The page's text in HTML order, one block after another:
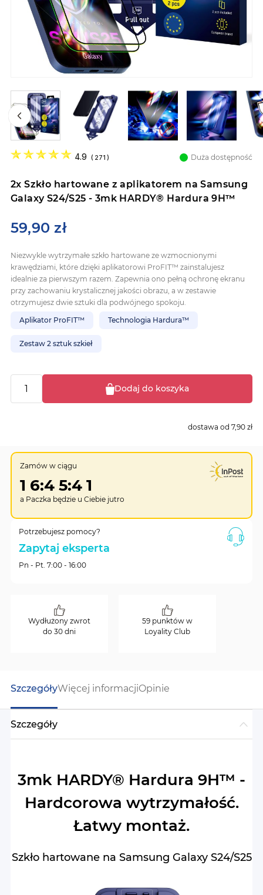
Przejdź
na
początek
4.9 ( 271 ) Duża dostępność
2x Szkło hartowane z aplikatorem na Samsung
Galaxy S24/S25 - 3mk HARDY® Hardura 9H™
59,90 zł
Niezwykle wytrzymałe szkło hartowane ze wzmocnionymi
krawędziami, które dzięki aplikatorowi ProFIT™ zainstalujesz
idealnie za pierwszym razem. Zapewnia ono pełną ochronę ekranu
przy zachowaniu krystalicznej jakości obrazu, a w zestawie
otrzymujesz dwie sztuki dla podwójnego spokoju.
Aplikator ProFIT™
Technologia Hardura™
Zestaw 2 sztuk szkieł
Dodaj do koszyka
dostawa od 7,90 zł
Potrzebujesz pomocy?
Zapytaj eksperta
Pn - Pt. 7:00 - 16:00
Zamów w ciągu
1 6:4 5:4 0
a Paczka będzie u Ciebie jutro
Wydłużony zwrot
do 30 dni
59 punktów w
Loyality Club
SzczegółyWięcej informacjiOpinie
Szczegóły
3mk HARDY® Hardura 9H™ -
Hardcorowa wytrzymałość.
Łatwy montaż.
Szkło hartowane na Samsung Galaxy S24/S25